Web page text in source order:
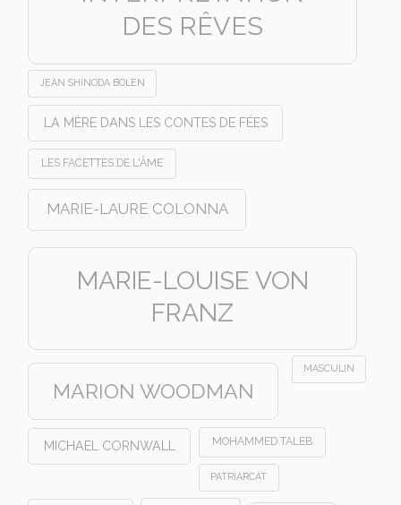
DES RÊVES
JEAN SHINODA BOLEN
LA MÈRE DANS LES CONTES DE FÉES
LES FACETTES DE L'ÂME
MARIE-LAURE COLONNA
MARIE-LOUISE VON
FRANZ
MARION WOODMAN
MASCULIN
MICHAEL CORNWALL MOHAMMED TALEB
PATRIARCAT